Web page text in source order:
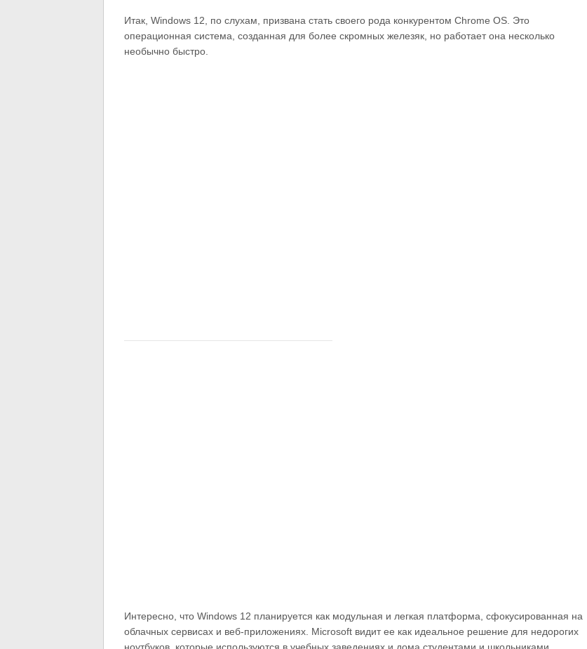
Итак, Windows 12, по слухам, призвана стать своего рода конкурентом Chrome OS. Это
операционная система, созданная для более скромных железяк, но работает она несколько
необычно быстро.
Интересно, что Windows 12 планируется как модульная и легкая платформа, сфокусированная на
облачных сервисах и веб-приложениях. Microsoft видит ее как идеальное решение для недорогих